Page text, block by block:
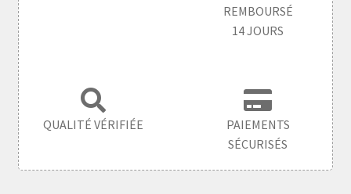
REMBOURSÉ
14 JOURS
QUALITÉ VÉRIFIÉE
PAIEMENTS
SÉCURISÉS